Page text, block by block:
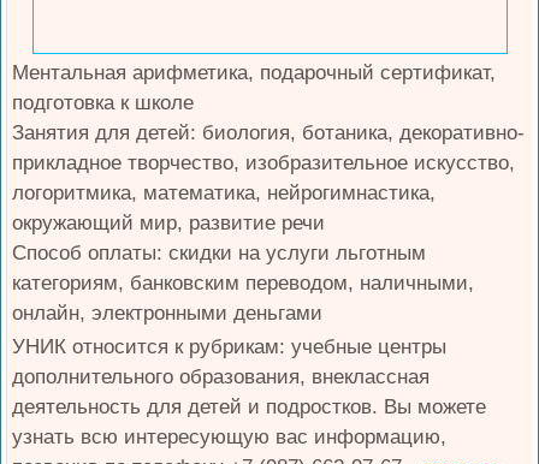
Ментальная арифметика, подарочный сертификат,
подготовка к школе
Занятия для детей: биология, ботаника, декоративно-
прикладное творчество, изобразительное искусство,
логоритмика, математика, нейрогимнастика,
окружающий мир, развитие речи
Способ оплаты: скидки на услуги льготным
категориям, банковским переводом, наличными,
онлайн, электронными деньгами
УНИК относится к рубрикам: учебные центры
дополнительного образования, внеклассная
деятельность для детей и подростков. Вы можете
узнать всю интересующую вас информацию,